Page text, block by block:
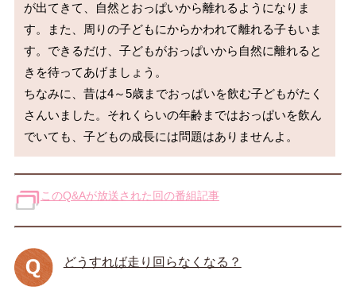
が出てきて、自然とおっぱいから離れるようになりま
す。また、周りの子どもにからかわれて離れる子もいま
す。できるだけ、子どもがおっぱいから自然に離れると
きを待ってあげましょう。
ちなみに、昔は4～5歳までおっぱいを飲む子どもがたく
さんいました。それくらいの年齢まではおっぱいを飲ん
でいても、子どもの成長には問題はありませんよ。
このQ&Aが放送された回の番組記事
どうすれば走り回らなくなる？